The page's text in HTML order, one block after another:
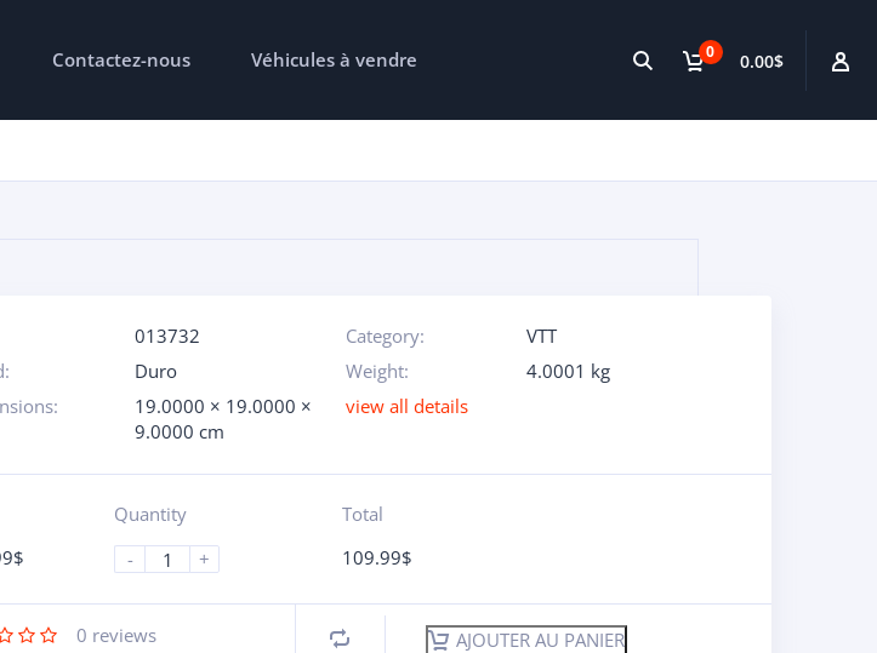
0 0.00$
Contactez-nous Véhicules à vendre
013732 Category:
VTT
Duro Weight:
4.0001 kg
19.0000 × 19.0000 ×
9.0000 cm
view all details
$
Quantity
-
+
Total
109.99$
0 reviews AJOUTER AU PANIER